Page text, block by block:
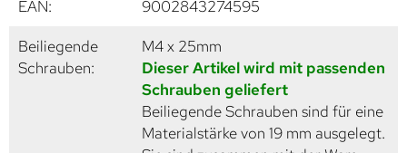
EAN:
9002843274595
Beiliegende
Schrauben:
M4 x 25mm
Dieser Artikel wird mit passenden
Schrauben geliefert
Beiliegende Schrauben sind für eine
Materialstärke von 19 mm ausgelegt.